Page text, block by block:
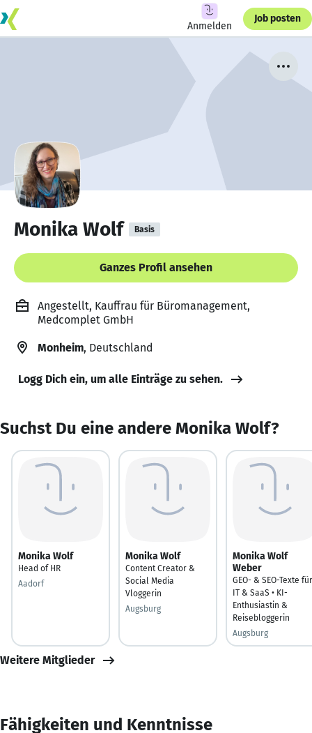
Anmelden
Job posten
Monika Wolf Basis
Ganzes Profil ansehen
Angestellt, Kauffrau für Büromanagement,
Medcomplet GmbH
Monheim, Deutschland
Logg Dich ein, um alle Einträge zu sehen.
Suchst Du eine andere Monika Wolf?
Monika Wolf
Head of HR
Aadorf
Monika Wolf
Content Creator &
Social Media
Vloggerin
Augsburg
Monika Wolf
Weber
GEO- & SEO-Texte für
IT & SaaS • KI-
Enthusiastin &
Reisebloggerin
Augsburg
Weitere Mitglieder
Fähigkeiten und Kenntnisse